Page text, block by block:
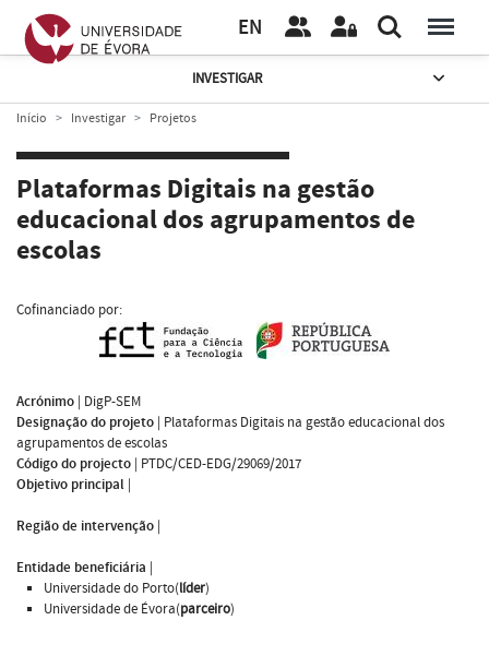
EN
INVESTIGAR
Início Investigar Projetos
Plataformas Digitais na gestão
educacional dos agrupamentos de
escolas
Cofinanciado por:
Acrónimo | DigP-SEM
Designação do projeto | Plataformas Digitais na gestão educacional dos
agrupamentos de escolas
Código do projecto | PTDC/CED-EDG/29069/2017
Objetivo principal |
Região de intervenção |
Entidade beneficiária |
Universidade do Porto(líder)
Universidade de Évora(parceiro)